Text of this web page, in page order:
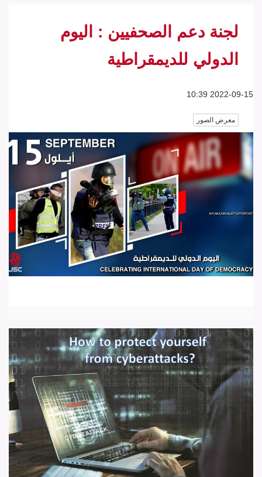
لجنة دعم الصحفيين : اليوم
الدولي للديمقراطية
2022-09-15 10:39
معرض الصور